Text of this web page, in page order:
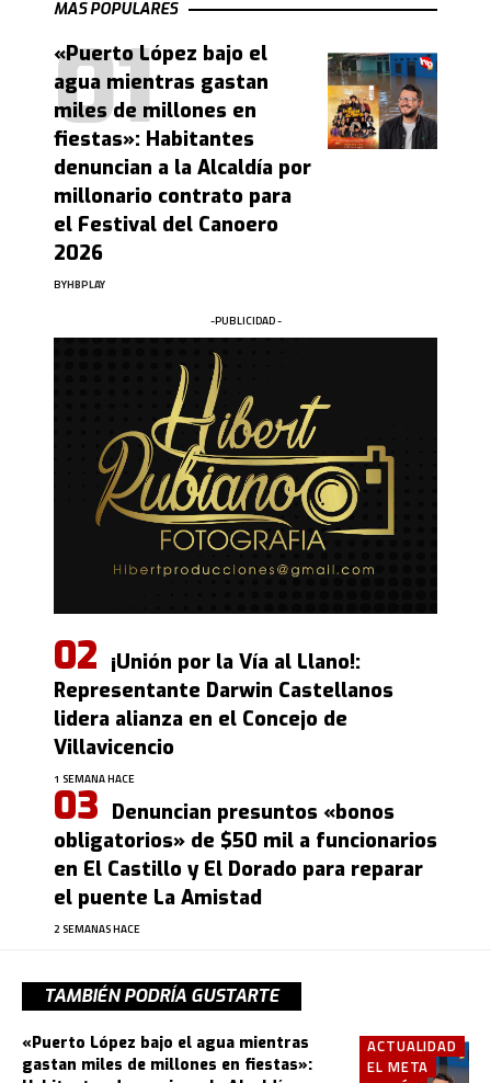
MAS POPULARES
«Puerto López bajo el
agua mientras gastan
miles de millones en
fiestas»: Habitantes
denuncian a la Alcaldía por
millonario contrato para
el Festival del Canoero
2026
BYHBPLAY
-PUBLICIDAD -
¡Unión por la Vía al Llano!:
Representante Darwin Castellanos
lidera alianza en el Concejo de
Villavicencio
1 SEMANA HACE
Denuncian presuntos «bonos
obligatorios» de $50 mil a funcionarios
en El Castillo y El Dorado para reparar
el puente La Amistad
2 SEMANAS HACE
TAMBIÉN PODRÍA GUSTARTE
ACTUALIDAD
EL META
«Puerto López bajo el agua mientras
gastan miles de millones en fiestas»: